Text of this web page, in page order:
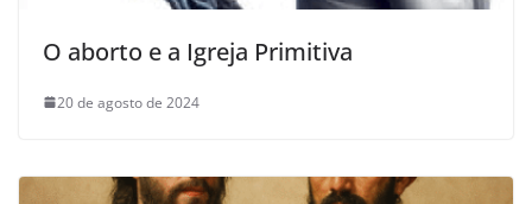
O aborto e a Igreja Primitiva
20 de agosto de 2024